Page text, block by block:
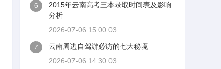
6
2015年云南高考三本录取时间表及影响
分析
2026-07-06 15:00:03
7
云南周边自驾游必访的七大秘境
2026-07-06 14:30:03